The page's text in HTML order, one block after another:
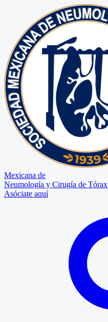
Mexicana de
Neumología y Cirugía de Tórax
Asóciate aquí